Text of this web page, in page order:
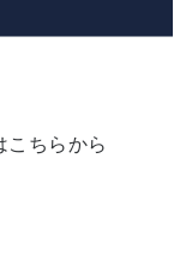
こちらから